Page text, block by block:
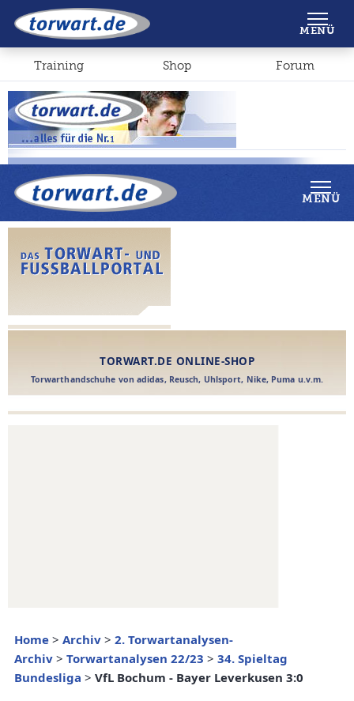
Shop Forum
MENÜ
Home > Archiv > 2. Torwartanalysen-
Archiv > Torwartanalysen 22/23 > 34. Spieltag
Bundesliga > VfL Bochum - Bayer Leverkusen 3:0